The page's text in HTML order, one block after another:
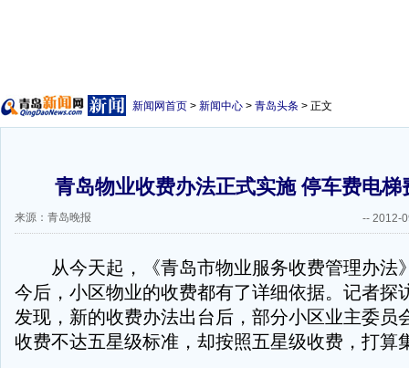
新闻网首页 > 新闻中心 > 青岛头条 > 正文
青岛物业收费办法正式实施 停车费电梯
来源：青岛晚报 -- 2012-
从今天起，《青岛市物业服务收费管理办法
今后，小区物业的收费都有了详细依据。记者探
发现，新的收费办法出台后，部分小区业主委员
收费不达五星级标准，却按照五星级收费，打算